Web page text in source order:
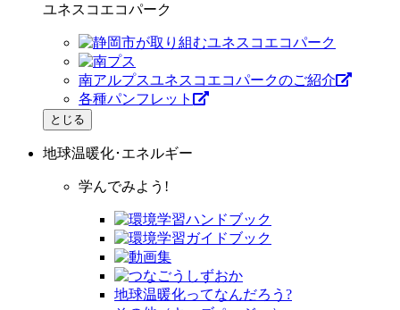
ユネスコエコパーク
南アルプスユネスコエコパークのご紹介
各種パンフレット
とじる
地球温暖化･エネルギー
学んでみよう!
地球温暖化ってなんだろう?